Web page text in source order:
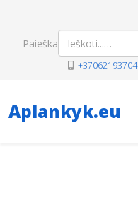
Paieška
+37062193704
Aplankyk.eu